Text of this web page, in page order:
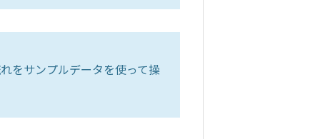
をサンプルデータを使って操